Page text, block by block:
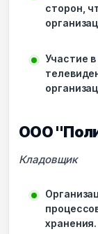
сторон,
Участие
ООО
Кладовщик
хранения.